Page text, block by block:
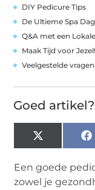
DIY Pedicure Tips
De Ultieme Spa
Q&A met een
Maak Tijd voor
Veelgestelde vragen
Goed
X
(Twitter)
Een goede
zowel je